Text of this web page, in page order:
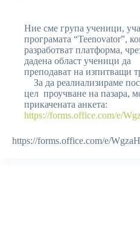
Ние сме група ученици,
програмата “Teenovator”,
разработват платформа,
дадена област ученици да
преподават на изпитващи
За да реалиализираме
цел проучване на пазара,
прикачената анкета:
https://forms.office.com/e/
https://forms.office.com/e/